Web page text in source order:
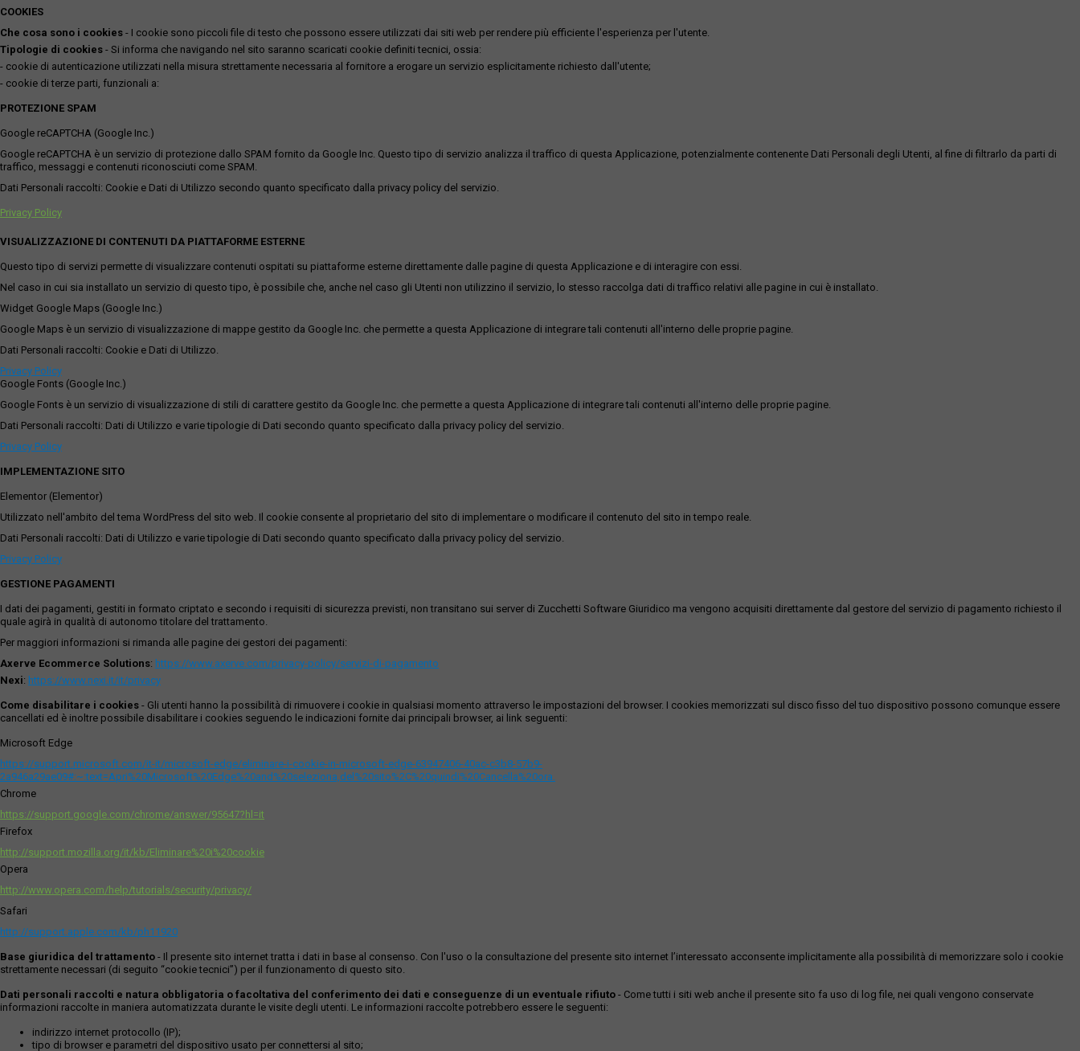
COOKIES
Che cosa sono i cookies - I cookie sono piccoli file di testo che possono essere utilizzati dai siti web per rendere più efficiente l'esperienza per l'utente.
Tipologie di cookies - Si informa che navigando nel sito saranno scaricati cookie definiti tecnici, ossia:
- cookie di autenticazione utilizzati nella misura strettamente necessaria al fornitore a erogare un servizio esplicitamente richiesto dall'utente;
- cookie di terze parti, funzionali a:
PROTEZIONE SPAM
Google reCAPTCHA (Google Inc.)
Google reCAPTCHA è un servizio di protezione dallo SPAM fornito da Google Inc. Questo tipo di servizio analizza il traffico di questa Applicazione, potenzialmente contenente Dati Personali degli Utenti, al fine di filtrarlo da parti di
traffico, messaggi e contenuti riconosciuti come SPAM.
Dati Personali raccolti: Cookie e Dati di Utilizzo secondo quanto specificato dalla privacy policy del servizio.
Privacy Policy
VISUALIZZAZIONE DI CONTENUTI DA PIATTAFORME ESTERNE
Questo tipo di servizi permette di visualizzare contenuti ospitati su piattaforme esterne direttamente dalle pagine di questa Applicazione e di interagire con essi.
Nel caso in cui sia installato un servizio di questo tipo, è possibile che, anche nel caso gli Utenti non utilizzino il servizio, lo stesso raccolga dati di traffico relativi alle pagine in cui è installato.
Widget Google Maps (Google Inc.)
Google Maps è un servizio di visualizzazione di mappe gestito da Google Inc. che permette a questa Applicazione di integrare tali contenuti all'interno delle proprie pagine.
Dati Personali raccolti: Cookie e Dati di Utilizzo.
Privacy Policy
Google Fonts (Google Inc.)
Google Fonts è un servizio di visualizzazione di stili di carattere gestito da Google Inc. che permette a questa Applicazione di integrare tali contenuti all'interno delle proprie pagine.
Dati Personali raccolti: Dati di Utilizzo e varie tipologie di Dati secondo quanto specificato dalla privacy policy del servizio.
Privacy Policy
IMPLEMENTAZIONE SITO
Elementor (Elementor)
Utilizzato nell'ambito del tema WordPress del sito web. Il cookie consente al proprietario del sito di implementare o modificare il contenuto del sito in tempo reale.
Dati Personali raccolti: Dati di Utilizzo e varie tipologie di Dati secondo quanto specificato dalla privacy policy del servizio.
Privacy Policy
GESTIONE PAGAMENTI
I dati dei pagamenti, gestiti in formato criptato e secondo i requisiti di sicurezza previsti, non transitano sui server di Zucchetti Software Giuridico ma vengono acquisiti direttamente dal gestore del servizio di pagamento richiesto il
quale agirà in qualità di autonomo titolare del trattamento.
Per maggiori informazioni si rimanda alle pagine dei gestori dei pagamenti:
Axerve Ecommerce Solutions: https://www.axerve.com/privacy-policy/servizi-di-pagamento
Nexi: https://www.nexi.it/it/privacy
Come disabilitare i cookies - Gli utenti hanno la possibilità di rimuovere i cookie in qualsiasi momento attraverso le impostazioni del browser. I cookies memorizzati sul disco fisso del tuo dispositivo possono comunque essere
cancellati ed è inoltre possibile disabilitare i cookies seguendo le indicazioni fornite dai principali browser, ai link seguenti:
Microsoft Edge
https://support.microsoft.com/it-it/microsoft-edge/eliminare-i-cookie-in-microsoft-edge-63947406-40ac-c3b8-57b9-
2a946a29ae09#:~:text=Apri%20Microsoft%20Edge%20and%20seleziona,del%20sito%2C%20quindi%20Cancella%20ora.
Chrome
https://support.google.com/chrome/answer/95647?hl=it
Firefox
http://support.mozilla.org/it/kb/Eliminare%20i%20cookie
Opera
http://www.opera.com/help/tutorials/security/privacy/
Safari
http://support.apple.com/kb/ph11920
Base giuridica del trattamento - Il presente sito internet tratta i dati in base al consenso. Con l'uso o la consultazione del presente sito internet l’interessato acconsente implicitamente alla possibilità di memorizzare solo i cookie
strettamente necessari (di seguito “cookie tecnici”) per il funzionamento di questo sito.
Dati personali raccolti e natura obbligatoria o facoltativa del conferimento dei dati e conseguenze di un eventuale rifiuto - Come tutti i siti web anche il presente sito fa uso di log file, nei quali vengono conservate
informazioni raccolte in maniera automatizzata durante le visite degli utenti. Le informazioni raccolte potrebbero essere le seguenti:
indirizzo internet protocollo (IP);
tipo di browser e parametri del dispositivo usato per connettersi al sito;